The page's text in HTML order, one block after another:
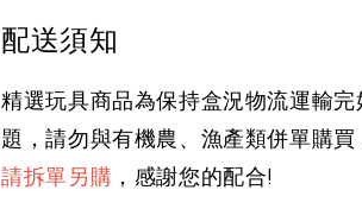
配送須知
精選玩具商品為保持盒況物流運輸
題，請勿與有機農、漁產類併單購買
請拆單另購 ，感謝您的配合!